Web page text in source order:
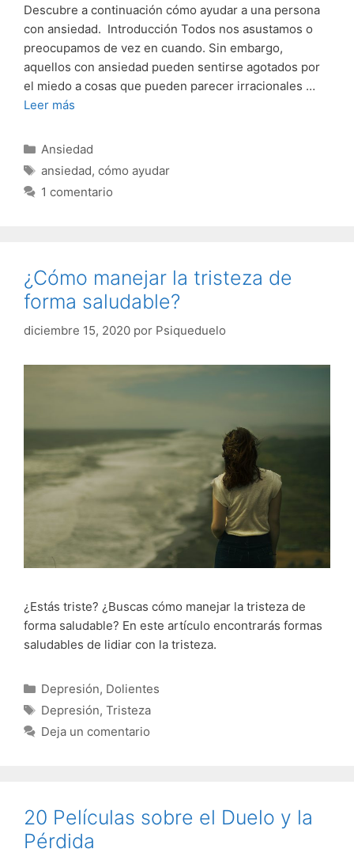
Descubre a continuación cómo ayudar a una persona
con ansiedad. Introducción Todos nos asustamos o
preocupamos de vez en cuando. Sin embargo,
aquellos con ansiedad pueden sentirse agotados por
el miedo a cosas que pueden parecer irracionales …
Leer más
Categorías
Ansiedad
Etiquetas
ansiedad, cómo ayudar
1 comentario
¿Cómo manejar la tristeza de
forma saludable?
diciembre 15, 2020 por Psiqueduelo
¿Estás triste? ¿Buscas cómo manejar la tristeza de
forma saludable? En este artículo encontrarás formas
saludables de lidiar con la tristeza.
Categorías
Depresión, Dolientes
Etiquetas
Depresión, Tristeza
Deja un comentario
20 Películas sobre el Duelo y la
Pérdida